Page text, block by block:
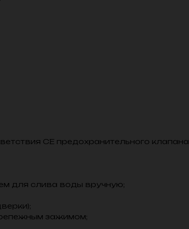
CE предохранительного
для слива воды вручную;
зажимом;